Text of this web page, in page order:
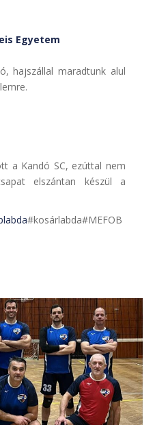
Egyetem
hajszállal maradtunk alul
a Kandó SC, ezúttal nem
elszántan készül a
#kosárlabda#MEFOB